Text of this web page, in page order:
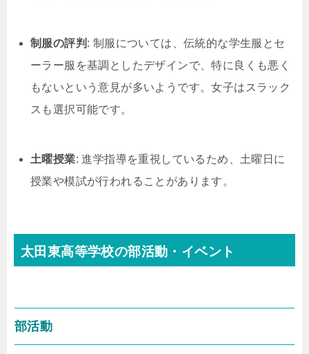
制服の評判 : 制服については、伝統的な学生服とセ
ーラー服を基調としたデザインで、特に良くも悪く
もないという意見が多いようです。女子はスラック
スも選択可能です。
土曜授業: 進学指導を重視しているため、土曜日に
授業や模試が行われることがあります。
太田東高等学校の部活動・イベント
部活動